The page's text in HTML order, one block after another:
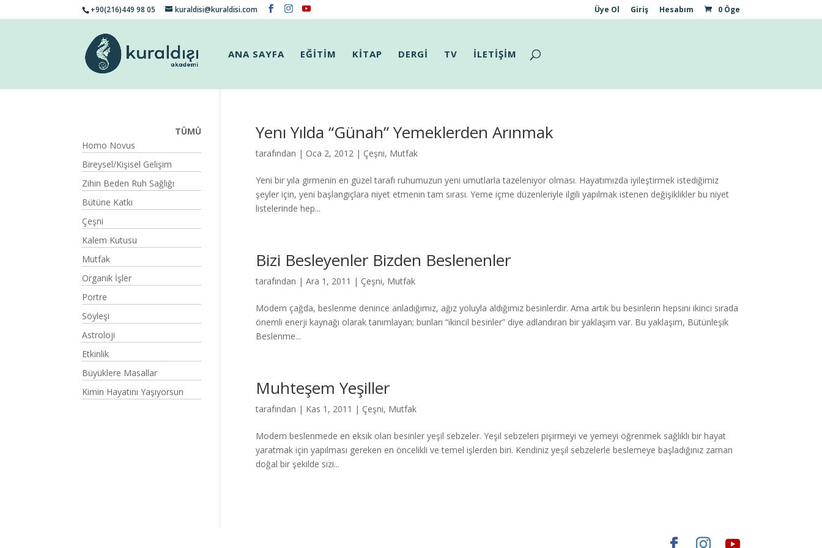
+90(216)449 98 05 kuraldisi@kuraldisi.com Üye Ol Giriş Hesabım 0 Öge
ANA SAYFA EĞİTİM KİTAP DERGİ TV İLETİŞİM
Yenı Yılda “Günah” Yemeklerden Arınmak
tarafından | Oca 2, 2012| Çeşni, Mutfak
Yeni bir yıla girmenin en güzel tarafı ruhumuzun yeni umutlarla tazeleniyor olması. Hayatımızda iyileştirmek istediğimiz
şeyler için, yeni başlangıçlara niyet etmenin tam sırası. Yeme içme düzenleriyle ilgili yapılmak istenen değişiklikler bu niyet
listelerinde hep...
Bizi Besleyenler Bizden Beslenenler
tarafından | Ara 1, 2011 | Çeşni, Mutfak
Modern çağda, beslenme denince anladığımız, ağız yoluyla aldığımız besinlerdir. Ama artık bu besinlerin hepsini ikinci sırada
önemli enerji kaynağı olarak tanımlayan; bunları “ikincil besinler” diye adlandıran bir yaklaşım var. Bu yaklaşım, Bütünleşik
Beslenme...
Muhteşem Yeşiller
tarafından | Kas 1, 2011 | Çeşni, Mutfak
Modern beslenmede en eksik olan besinler yeşil sebzeler. Yeşil sebzeleri pişirmeyi ve yemeyi öğrenmek sağlıklı bir hayat
yaratmak için yapılması gereken en öncelikli ve temel işlerden biri. Kendiniz yeşil sebzelerle beslemeye başladığınız zaman
doğal bir şekilde sizi...
TÜMÜ
Homo Novus
Bireysel/Kişisel Gelişim
Zihin Beden Ruh Sağlığı
Bütüne Katkı
Çeşni
Kalem Kutusu
Mutfak
Organik İşler
Portre
Söyleşi
Astroloji
Etkinlik
Büyüklere Masallar
Kimin Hayatını Yaşıyorsun